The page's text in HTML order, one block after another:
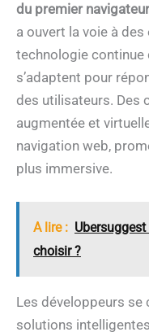
du premier
a ouvert la voie à
technologie continue
s’adaptent pour
des utilisateurs. Des
augmentée et
navigation web,
plus immersive.
A lire :
choisir ?
Les développeurs
solutions